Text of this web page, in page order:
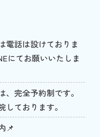
電話は設けておりま
にてお願いいたしま
、完全予約制です。
しております。
📌